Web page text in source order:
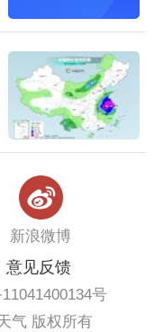
新浪微博
号
气 版权所有